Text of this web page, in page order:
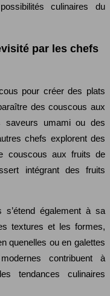
culinaires du
par les chefs
pour créer des plats
des couscous aux
saveurs umami ou des
chefs explorent des
couscous aux fruits de
intégrant des fruits
également à sa
textures et les formes,
quenelles ou en galettes
contribuent à
tendances culinaires